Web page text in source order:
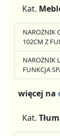
Kat.
NAROŻNIK
102CM Z
NAROŻNIK
FUNKCJA
więcej na
Kat.